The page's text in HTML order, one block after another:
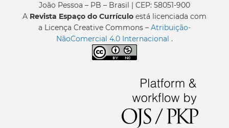
João Pessoa – PB – Brasil | CEP: 58051-900
A Revista Espaço do Currículo está licenciada com
a Licença Creative Commons – Atribuição-
NãoComercial 4.0 Internacional .